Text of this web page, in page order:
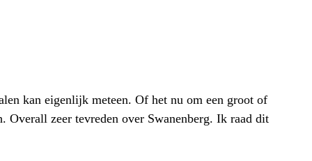
kan eigenlijk meteen. Of het nu om een groot of
Overall zeer tevreden over Swanenberg. Ik raad dit